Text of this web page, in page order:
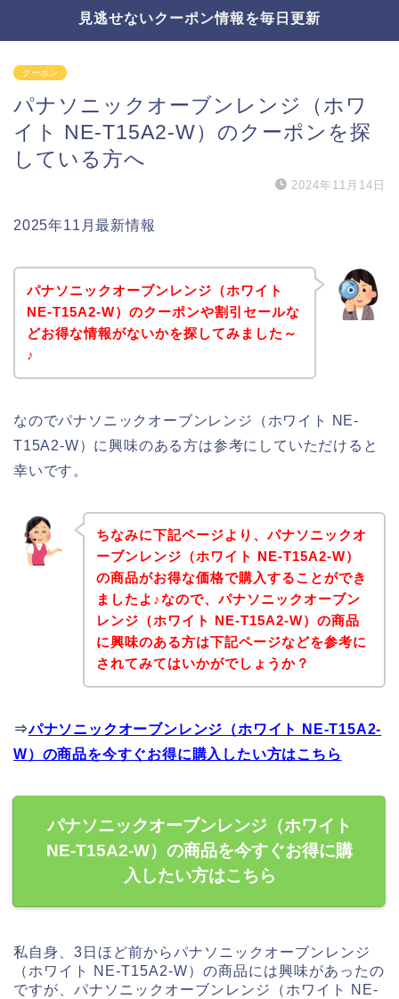
見逃せないクーポン情報を毎日更新
クーポン
パナソニックオーブンレンジ（ホワ
イト NE-T15A2-W）のクーポンを探
している方へ
2024年11月14日
2025年11月最新情報
パナソニックオーブンレンジ（ホワイト
NE-T15A2-W）のクーポンや割引セールな
どお得な情報がないかを探してみました～
♪
なのでパナソニックオーブンレンジ（ホワイト NE-
T15A2-W）に興味のある方は参考にしていただけると
幸いです。
ちなみに下記ページより、パナソニックオ
ーブンレンジ（ホワイト NE-T15A2-W）
の商品がお得な価格で購入することができ
ましたよ♪なので、パナソニックオーブン
レンジ（ホワイト NE-T15A2-W）の商品
に興味のある方は下記ページなどを参考に
されてみてはいかがでしょうか？
⇒パナソニックオーブンレンジ（ホワイト NE-T15A2-
W）の商品を今すぐお得に購入したい方はこちら
パナソニックオーブンレンジ（ホワイト
NE-T15A2-W）の商品を今すぐお得に購
入したい方はこちら
私自身、3日ほど前からパナソニックオーブンレンジ
（ホワイト NE-T15A2-W）の商品には興味があったの
ですが、パナソニックオーブンレンジ（ホワイト NE-